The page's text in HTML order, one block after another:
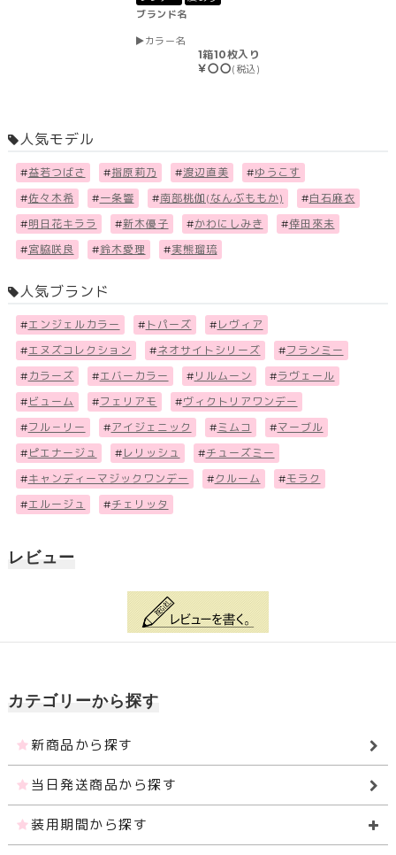
ブランド名
カラー名
1箱10枚入り
￥〇〇(税込)
人気モデル
#益若つばさ #指原莉乃 #渡辺直美 #ゆうこす
#佐々木希 #一条響 #南部桃伽(なんぶももか) #白石麻衣
#明日花キララ #新木優子 #かわにしみき #倖田來未
#宮脇咲良 #鈴木愛理 #実熊瑠琉
人気ブランド
#エンジェルカラー # トパーズ # レヴィア
#エヌズコレクション #ネオサイトシリーズ #フランミー
# カラーズ #エバーカラー # リルムーン #ラヴェール
# ビューム #フェリアモ #ヴィクトリアワンデー
#フル－リー #アイジェニック #ミムコ #マーブル
# ピエナージュ # レリッシュ #チューズミー
#キャンディーマジックワンデー #クルーム #モラク
#エルージュ #チェリッタ
レビュー
カテゴリーから探す
新商品から探す
当日発送商品から探す
装用期間から探す